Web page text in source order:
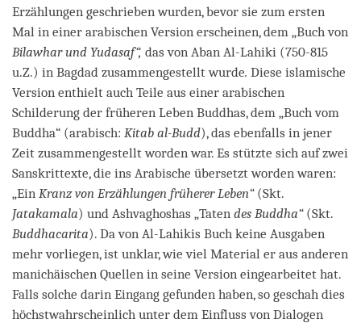
Erzählungen geschrieben wurden, bevor sie zum ersten
Mal in einer arabischen Version erscheinen, dem „Buch von
Bilawhar und Yudasaf“, das von Aban Al-Lahiki (750-815
u.Z.) in Bagdad zusammengestellt wurde. Diese islamische
Version enthielt auch Teile aus einer arabischen
Schilderung der früheren Leben Buddhas, dem „Buch vom
Buddha“ (arabisch: Kitab al-Budd), das ebenfalls in jener
Zeit zusammengestellt worden war. Es stützte sich auf zwei
Sanskrittexte, die ins Arabische übersetzt worden waren:
„Ein Kranz von Erzählungen früherer Leben“ (Skt.
Jatakamala) und Ashvaghoshas „Taten des Buddha“(Skt.
Buddhacarita). Da von Al-Lahikis Buch keine Ausgaben
mehr vorliegen, ist unklar, wie viel Material er aus anderen
manichäischen Quellen in seine Version eingearbeitet hat.
Falls solche darin Eingang gefunden haben, so geschah dies
höchstwahrscheinlich unter dem Einfluss von Dialogen